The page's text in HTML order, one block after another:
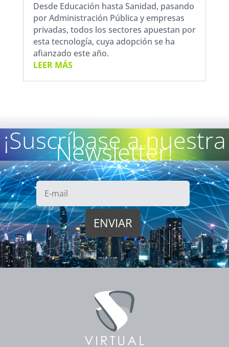
Desde Educación hasta Sanidad, pasando
por Administración Pública y empresas
privadas, todos los sectores apuestan por
esta tecnología, cuya adopción se ha
afianzado este año.
LEER MÁS
¡Suscríbase a nuestra
Newsletter!